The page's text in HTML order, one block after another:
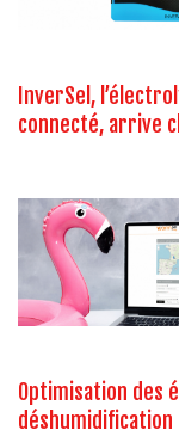
InverSel,
connecté, arrive
Optimisation des